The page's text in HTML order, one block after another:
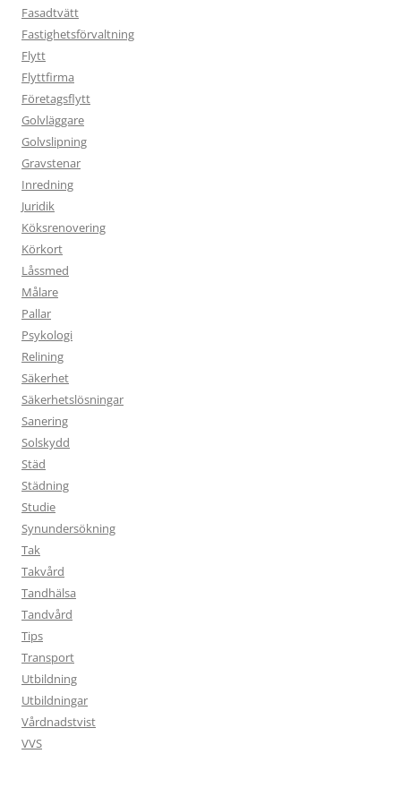
Fasadtvätt
Fastighetsförvaltning
Flytt
Flyttfirma
Företagsflytt
Golvläggare
Golvslipning
Gravstenar
Inredning
Juridik
Köksrenovering
Körkort
Låssmed
Målare
Pallar
Psykologi
Relining
Säkerhet
Säkerhetslösningar
Sanering
Solskydd
Städ
Städning
Studie
Synundersökning
Tak
Takvård
Tandhälsa
Tandvård
Tips
Transport
Utbildning
Utbildningar
Vårdnadstvist
VVS